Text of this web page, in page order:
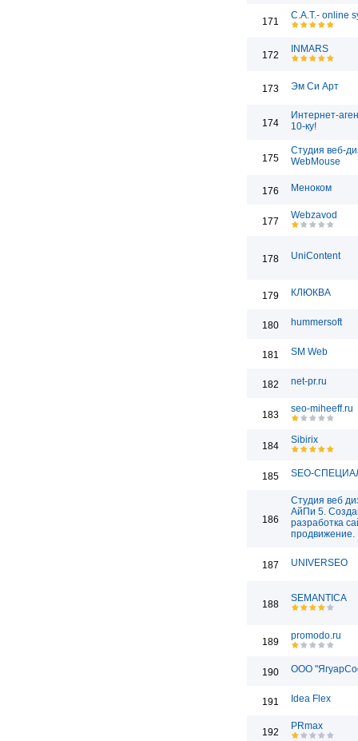
171
C.A.T.- online
172
INMARS
173 Эм Си Арт
174
Интернет-
10-ку!
175
Студия веб-
WebMouse
176 Меноком
177
Webzavod
178 UniContent
179 КЛЮКВА
180 hummersoft
181 SM Web
182 net-pr.ru
183
seo-miheeff.ru
184
Sibirix
185 SEO-
186
Студия веб
АйПи 5.
разработка
продвижение.
187 UNIVERSEO
188
SEMANTICA
189
promodo.ru
190 ООО
191 Idea Flex
192
PRmax